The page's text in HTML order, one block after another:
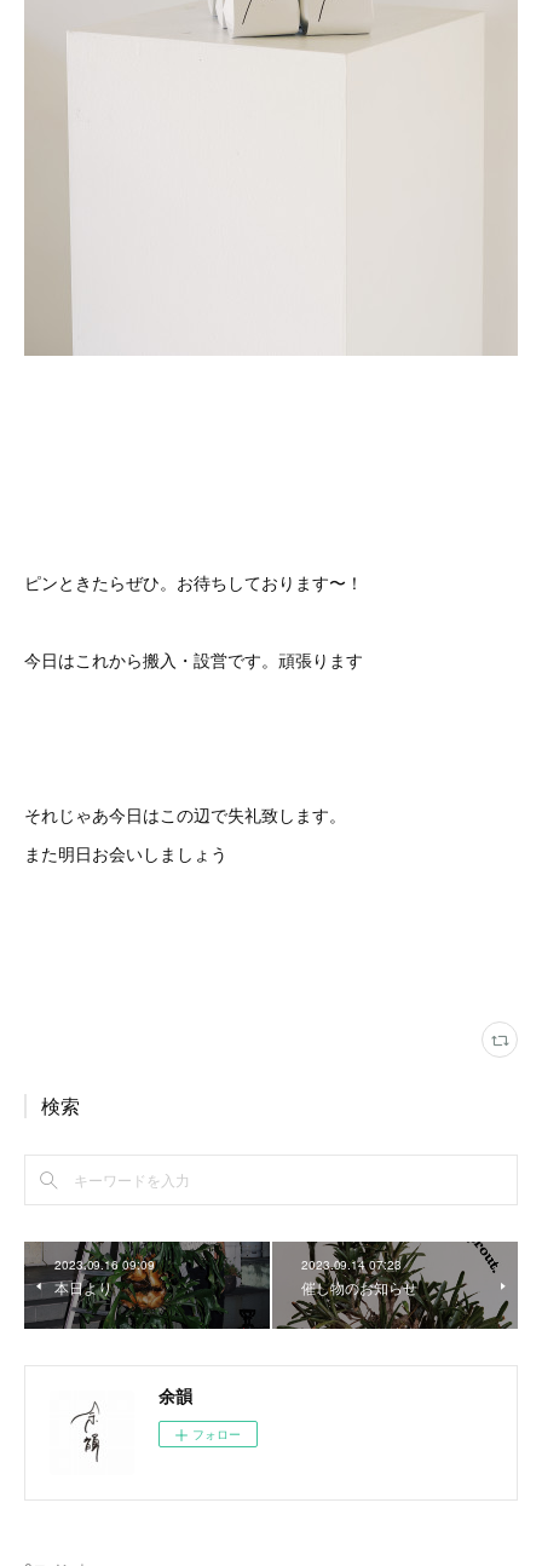
ピンときたらぜひ。お待ちしております〜！
今日はこれから搬入・設営です。頑張ります
それじゃあ今日はこの辺で失礼致します。
また明日お会いしましょう
検索
2023.09.16 09:09
本日より
2023.09.14 07:23
催し物のお知らせ
余韻
フォロー